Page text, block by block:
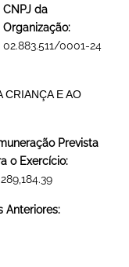
CNPJ da
Organização:
02.883.511/0001-24
CRIANÇA E AO
Prevista
o Exercício:
Anteriores: